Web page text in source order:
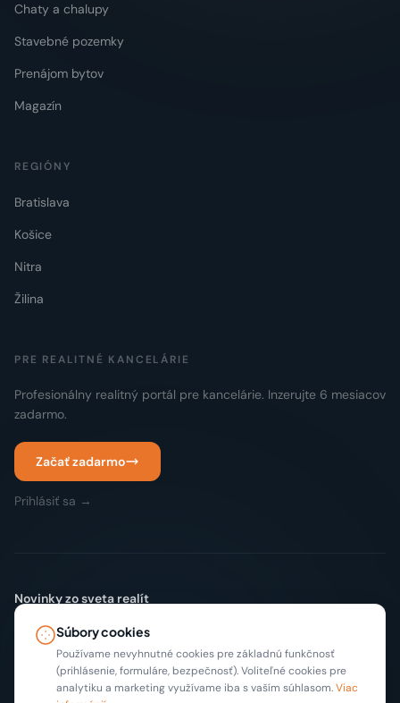
Chaty a chalupy
Stavebné pozemky
Prenájom bytov
Magazín
REGIÓNY
Bratislava
Košice
Nitra
Žilina
PRE REALITNÉ KANCELÁRIE
Profesionálny realitný portál pre kancelárie. Inzerujte 6 mesiacov
zadarmo.
Začať zadarmo
Prihlásiť sa →
Novinky zo sveta realít
Súbory cookies
Používame nevyhnutné cookies pre základnú funkčnosť
(prihlásenie, formuláre, bezpečnosť). Voliteľné cookies pre
analytiku a marketing využívame iba s vaším súhlasom.Viac